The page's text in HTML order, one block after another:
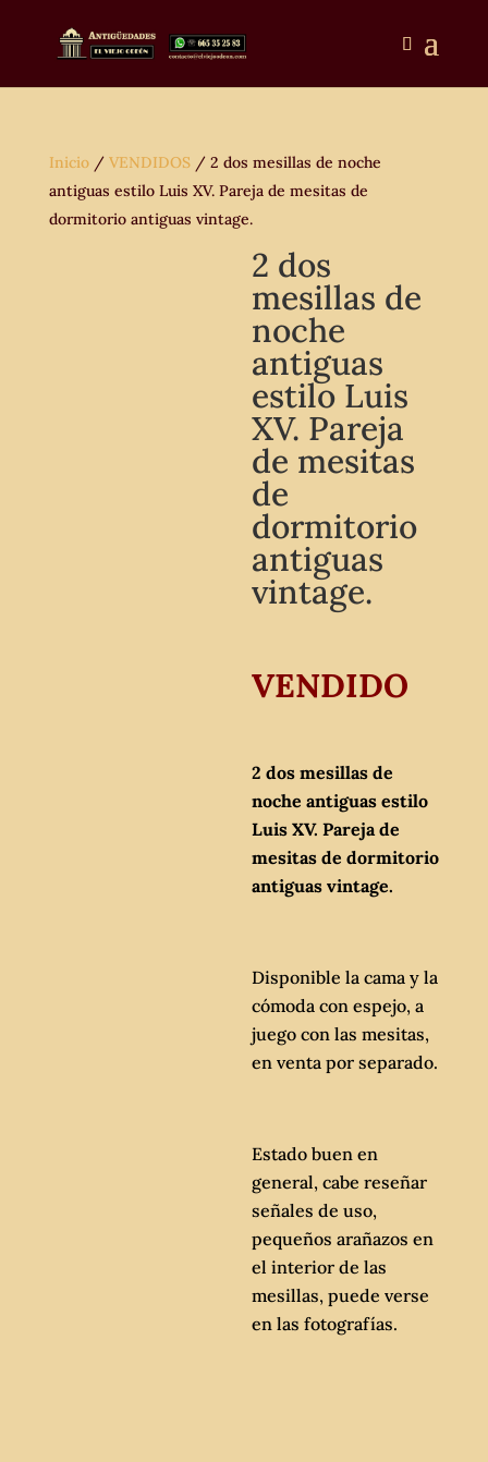
Inicio/ VENDIDOS/ 2 dos mesillas de noche
antiguas estilo Luis XV. Pareja de mesitas de
dormitorio antiguas vintage.
2 dos
mesillas de
noche
antiguas
estilo Luis
XV. Pareja
de mesitas
de
dormitorio
antiguas
vintage.
VENDIDO
2 dos mesillas de
noche antiguas estilo
Luis XV. Pareja de
mesitas de dormitorio
antiguas vintage.
Disponible la cama y la
cómoda con espejo, a
juego con las mesitas,
en venta por separado.
Estado buen en
general, cabe reseñar
señales de uso,
pequeños arañazos en
el interior de las
mesillas, puede verse
en las fotografías.